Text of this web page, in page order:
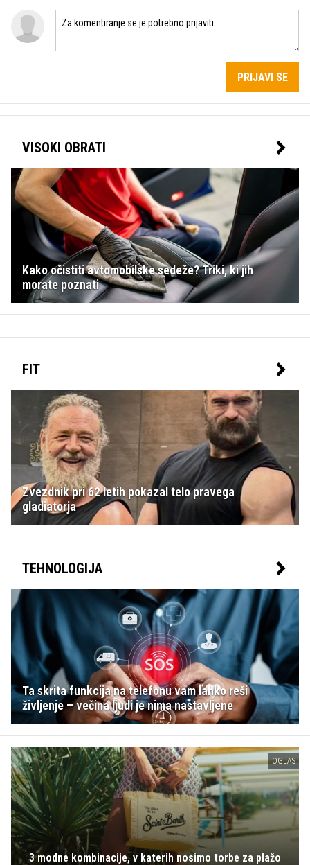
PRIJAVI SE
VISOKI OBRATI
Kako očistiti avtomobilske sedeže? Triki, ki jih
morate poznati
FIT
Zvezdnik pri 62 letih pokazal telo pravega
gladiatorja
TEHNOLOGIJA
Ta skrita funkcija na telefonu vam lahko reši
življenje – večina ljudi je nima nastavljene
OGLAS
3 modne kombinacije, v katerih nosimo torbe za plažo